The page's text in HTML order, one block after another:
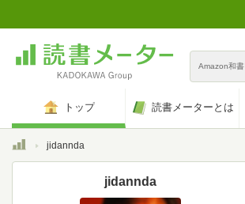
Amazon和書
トップ 読書メーターとは
トップjidannda
jidannda